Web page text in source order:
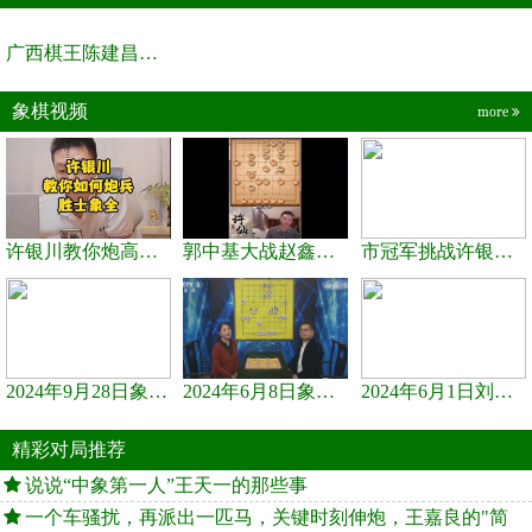
广西棋王陈建昌直播间
象棋视频 more
许银川教你炮高兵士象全如何赢士象全，简单四步即可 郭中基大战赵鑫鑫，许银川激情讲解 市冠军挑战许银川，急进中兵变化真激烈！
2024年9月28日象棋世界栏目，刘君、蒋川讲解了第九届杨官璘杯象棋... 2024年6月8日象棋世界，刘君、蒋川讲解了第九届杨官璘杯全国象棋... 2024年6月1日刘君、蒋川讲解第三届上海杯象棋大师赛谢靖与李少庚...
精彩对局推荐
说说“中象第一人”王天一的那些事
一个车骚扰，再派出一匹马，关键时刻伸炮，王嘉良的"简